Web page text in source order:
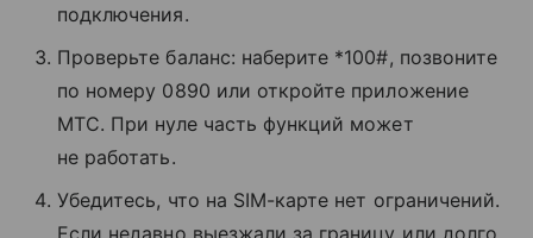
подключения.
Проверьте баланс: наберите *100#, позвоните
по номеру 0890 или откройте приложение
МТС. При нуле часть функций может
не работать.
Убедитесь, что на SIM-карте нет ограничений.
Если недавно выезжали за границу или долго